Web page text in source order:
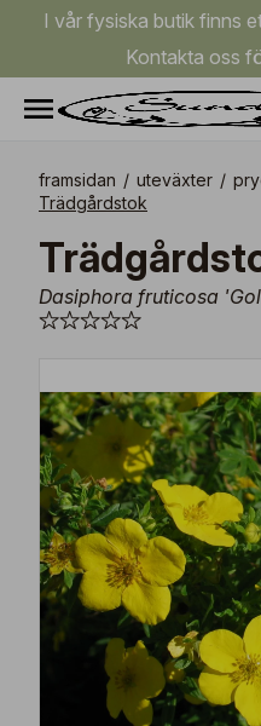
I vår fysiska butik finns
Kontakta oss
framsidan / uteväxter /
Trädgårdstok
Dasiphora fruticosa